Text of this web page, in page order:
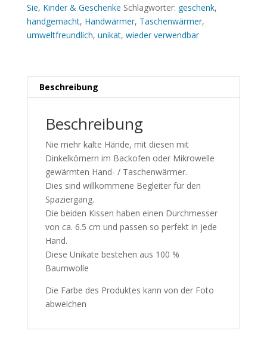
Sie, Kinder & Geschenke Schlagwörter: geschenk,
handgemacht, Handwärmer, Taschenwärmer,
umweltfreundlich, unikat, wieder verwendbar
Beschreibung
Beschreibung
Nie mehr kalte Hände, mit diesen mit
Dinkelkörnern im Backofen oder Mikrowelle
gewärmten Hand- / Taschenwärmer.
Dies sind willkommene Begleiter für den
Spaziergang.
Die beiden Kissen haben einen Durchmesser
von ca. 6.5 cm und passen so perfekt in jede
Hand.
Diese Unikate bestehen aus 100 %
Baumwolle
Die Farbe des Produktes kann von der Foto
abweichen